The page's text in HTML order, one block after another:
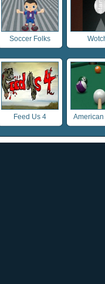
Soccer Folks
Feed Us 4